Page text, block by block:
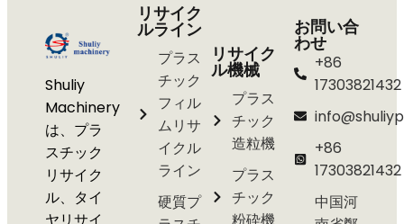
Shuliy
Machinery
は、プラ
スチック
リサイク
ル、タイ
ヤリサイ
リサイク
ルライン
プラス
チック
フィル
ムリサ
イクル
ライン
硬質プ
リサイク
ル機械
プラス
チック
造粒機
プラス
チック
粉砕機
お問い合
わせ
+86
17303821432
+86
17303821432
中国河